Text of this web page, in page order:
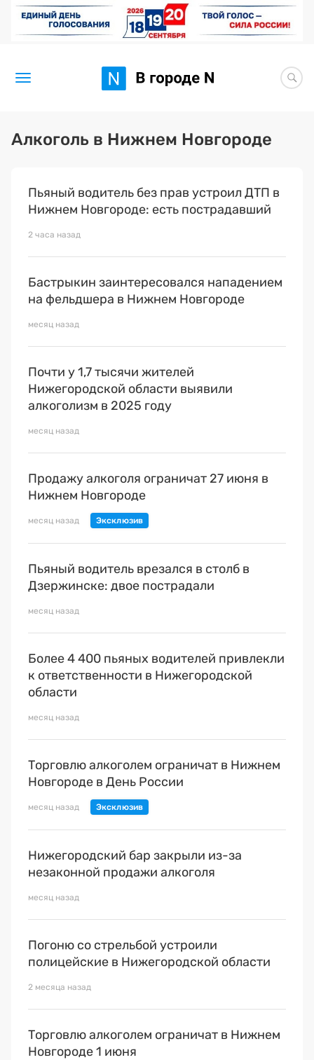
Новости
Здоровье
Искусство исцелять
Премия 2026 (текущая)
Эксперты
Алкоголь в Нижнем Новгороде
Пьяный водитель без прав устроил ДТП в
Нижнем Новгороде: есть пострадавший
2 часа назад
Бастрыкин заинтересовался нападением
на фельдшера в Нижнем Новгороде
месяц назад
Почти у 1,7 тысячи жителей
Нижегородской области выявили
алкоголизм в 2025 году
месяц назад
Продажу алкоголя ограничат 27 июня в
Нижнем Новгороде
месяц назад
Пьяный водитель врезался в столб в
Дзержинске: двое пострадали
месяц назад
Более 4 400 пьяных водителей привлекли
к ответственности в Нижегородской
области
месяц назад
Торговлю алкоголем ограничат в Нижнем
Новгороде в День России
месяц назад
Нижегородский бар закрыли из-за
незаконной продажи алкоголя
месяц назад
Погоню со стрельбой устроили
полицейские в Нижегородской области
2 месяца назад
Торговлю алкоголем ограничат в Нижнем
Новгороде 1 июня